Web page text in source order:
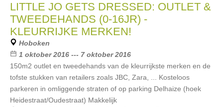
LITTLE JO GETS DRESSED: OUTLET &
TWEEDEHANDS (0-16JR) -
KLEURRIJKE MERKEN!
Hoboken
1 oktober 2016 --- 7 oktober 2016
150m2 outlet en tweedehands van de kleurrijkste merken en de
tofste stukken van retailers zoals JBC, Zara, ... Kosteloos
parkeren in omliggende straten of op parking Delhaize (hoek
Heidestraat/Oudestraat) Makkelijk